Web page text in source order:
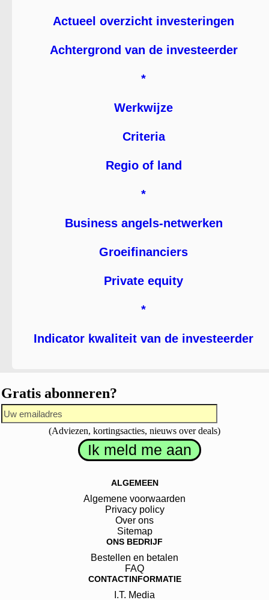
Actueel overzicht investeringen
Achtergrond van de investeerder
*
Werkwijze
Criteria
Regio of land
*
Business angels-netwerken
Groeifinanciers
Private equity
*
Indicator kwaliteit van de investeerder
Gratis abonneren?
(Adviezen, kortingsacties, nieuws over deals)
ALGEMEEN
Algemene voorwaarden
Privacy policy
Over ons
Sitemap
ONS BEDRIJF
Bestellen en betalen
FAQ
CONTACTINFORMATIE
I.T. Media